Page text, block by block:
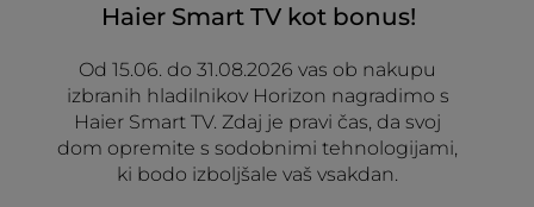
Haier Smart TV kot bonus!
Od 15.06. do 31.08.2026 vas ob nakupu
izbranih hladilnikov Horizon nagradimo s
Haier Smart TV. Zdaj je pravi čas, da svoj
dom opremite s sodobnimi tehnologijami,
ki bodo izboljšale vaš vsakdan.